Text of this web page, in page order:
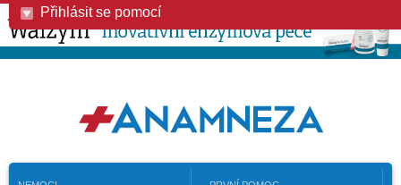
Přihlásit se pomocí